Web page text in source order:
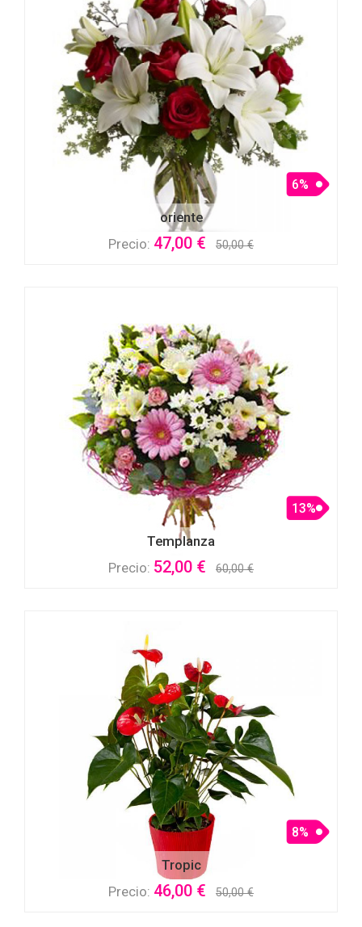
oriente
6%
Precio: 47,00 € 50,00 €
Templanza
13%
Precio: 52,00 € 60,00 €
Tropic
8%
Precio: 46,00 € 50,00 €